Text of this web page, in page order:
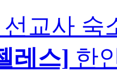
선교사 숙
레스] 한